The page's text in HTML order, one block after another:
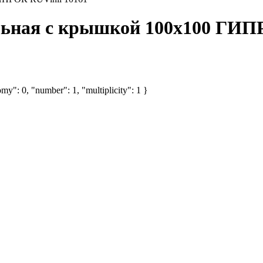
с крышкой 100х100
0, "number": 1, "multiplicity": 1 }